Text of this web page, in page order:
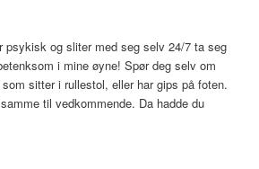
psykisk og sliter med seg selv 24/7 ta seg
i mine øyne! Spør deg selv om
sitter i rullestol, eller har gips på foten.
til vedkommende. Da hadde du